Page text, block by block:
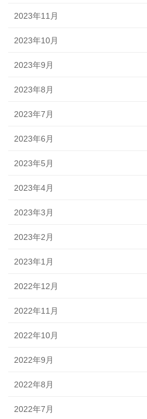
2023年11月
2023年10月
2023年9月
2023年8月
2023年7月
2023年6月
2023年5月
2023年4月
2023年3月
2023年2月
2023年1月
2022年12月
2022年11月
2022年10月
2022年9月
2022年8月
2022年7月